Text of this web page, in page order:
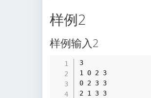
样例2
样例输入2
3
1 0 2 3
0 2 3 3
2 1 3 3